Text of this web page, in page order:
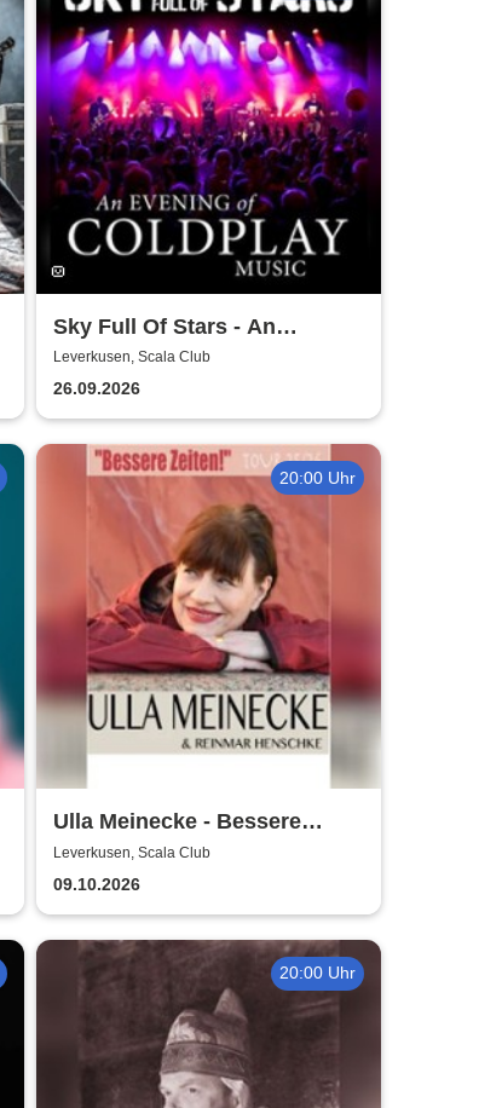
Sky Full Of Stars - An
Evening Of Coldplay Music
Leverkusen, Scala Club
26.09.2026
20:00 Uhr
Ulla Meinecke - Bessere
Zeiten Tour
Leverkusen, Scala Club
09.10.2026
20:00 Uhr